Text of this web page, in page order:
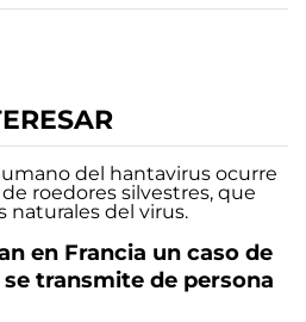
en Francia un caso de
transmite de persona